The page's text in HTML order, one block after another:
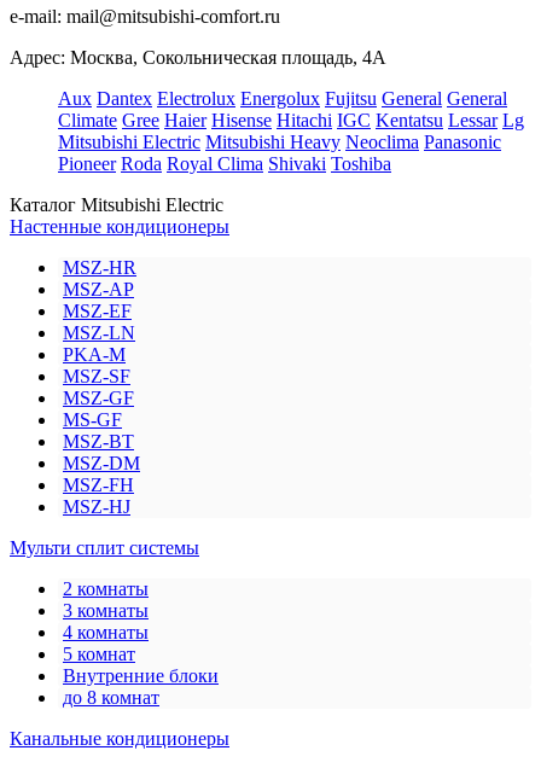
e-mail: mail@mitsubishi-comfort.ru
Адрес: Москва, Сокольническая площадь, 4А
Aux Dantex Electrolux Energolux Fujitsu General General
Climate Gree Haier Hisense Hitachi IGC Kentatsu Lessar Lg
Mitsubishi Electric Mitsubishi Heavy Neoclima Panasonic
Pioneer Roda Royal Clima Shivaki Toshiba
Каталог Mitsubishi Electric
Настенные кондиционеры
MSZ-HR
MSZ-AP
MSZ-EF
MSZ-LN
PKA-M
MSZ-SF
MSZ-GF
MS-GF
MSZ-BT
MSZ-DM
MSZ-FH
MSZ-HJ
Мульти сплит системы
2 комнаты
3 комнаты
4 комнаты
5 комнат
Внутренние блоки
до 8 комнат
Канальные кондиционеры